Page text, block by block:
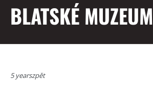
BLATSKÉ MUZEUM
5 yearszpět